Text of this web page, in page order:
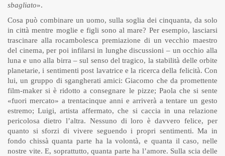
sbagliato».
Cosa può combinare un uomo, sulla soglia dei cinquanta, da solo
in città mentre moglie e figli sono al mare? Per esempio, lasciarsi
trascinare alla rocambolesca premiazione di un vecchio maestro
del cinema, per poi infilarsi in lunghe discussioni – un occhio alla
luna e uno alla birra – sul senso del tragico, la stabilità delle orbite
planetarie, i sentimenti post lavatrice e la ricerca della felicità. Con
lui, un gruppo di sgangherati amici: Giacomo che da promettente
film-maker si è ridotto a consegnare le pizze; Paola che si sente
«fuori mercato» a trentacinque anni e arriverà a tentare un gesto
estremo; Luigi, artista affermato, che si caccia in una relazione
pericolosa dietro l’altra. Nessuno di loro è davvero felice, per
quanto si sforzi di vivere seguendo i propri sentimenti. Ma in
fondo chissà quanta parte ha la volontà, e quanta il caso, nelle
nostre vite. E, soprattutto, quanta parte ha l’amore. Sulla scia delle